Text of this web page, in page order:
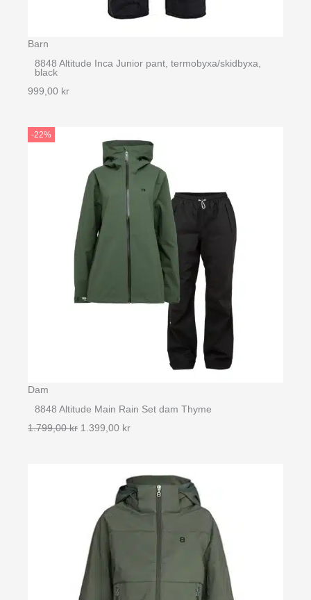
Barn
8848 Altitude Inca Junior pant, termobyxa/skidbyxa,
black
999,00 kr
-22%
Dam
8848 Altitude Main Rain Set dam Thyme
1.799,00kr Det
1.799,00 kr.
1.399,00 krDet
är:
1.399,00 kr.